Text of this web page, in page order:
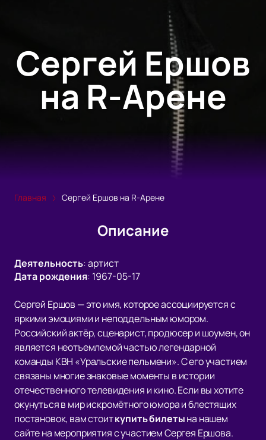
Сергей Ершов
на R-Арене
Главная Сергей Ершов на R-Арене
Описание
Деятельность:артист
Дата рождения: 1967-05-17
Сергей Ершов — это имя, которое ассоциируется с
яркими эмоциями и неподдельным юмором.
Российский актёр, сценарист, продюсер и шоумен, он
является неотъемлемой частью легендарной
команды КВН «Уральские пельмени». С его участием
связаны многие знаковые моменты в истории
отечественного телевидения и кино. Если вы хотите
окунуться в мир искромётного юмора и блестящих
постановок, вам стоиткупить билетына нашем
сайте на мероприятия с участием Сергея Ершова.